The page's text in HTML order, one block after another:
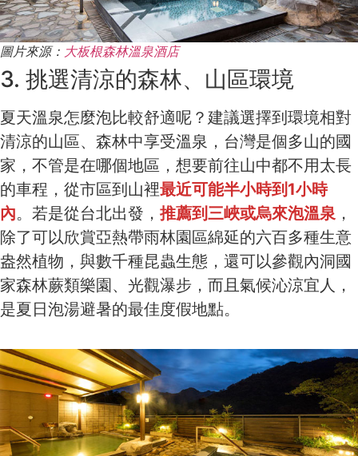
圖片來源： 大板根森林溫泉酒店
3. 挑選清涼的森林、山區環境
夏天溫泉怎麼泡比較舒適呢？建議選擇到環境相對
清涼的山區、森林中享受溫泉，台灣是個多山的國
家，不管是在哪個地區，想要前往山中都不用太長
的車程，從市區到山裡最近可能半小時到1小時
內。若是從台北出發， 推薦到三峽或烏來泡溫泉 ，
除了可以欣賞亞熱帶雨林園區綿延的六百多種生意
盎然植物，與數千種昆蟲生態，還可以參觀內洞國
家森林蕨類樂園、光觀瀑步，而且氣候沁涼宜人，
是夏日泡湯避暑的最佳度假地點。